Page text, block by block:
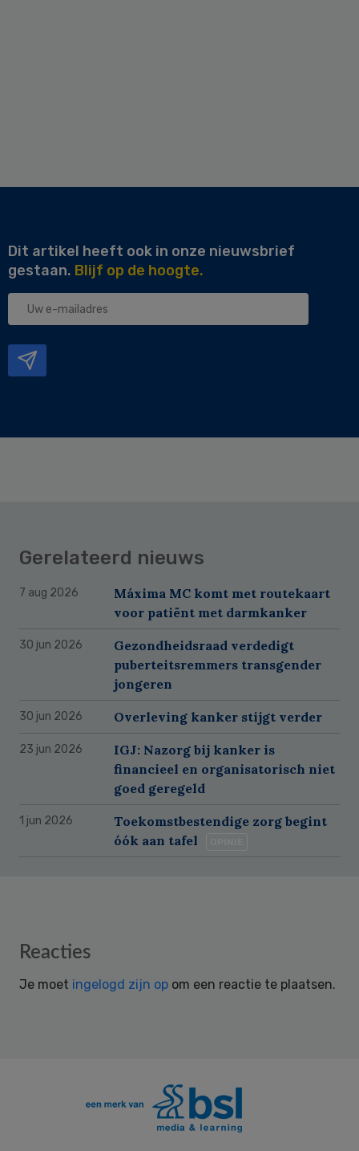
Dit artikel heeft ook in onze nieuwsbrief
gestaan. Blijf op de hoogte.
Uw
Gerelateerd nieuws
7 aug 2026
Máxima MC komt met routekaart
voor patiënt met darmkanker
30 jun 2026
Gezondheidsraad verdedigt
puberteitsremmers transgender
jongeren
30 jun 2026 Overleving kanker stijgt verder
23 jun 2026
IGJ: Nazorg bij kanker is
financieel en organisatorisch niet
goed geregeld
1 jun 2026
Toekomstbestendige zorg begint
óók aan tafel
Reader
Reacties
Je moet ingelogd zijn op om een reactie te plaatsen.